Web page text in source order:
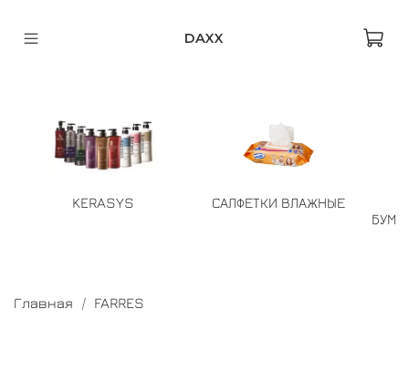
DAXX
KERASYS
САЛФЕТКИ ВЛАЖНЫЕ
Главная FARRES